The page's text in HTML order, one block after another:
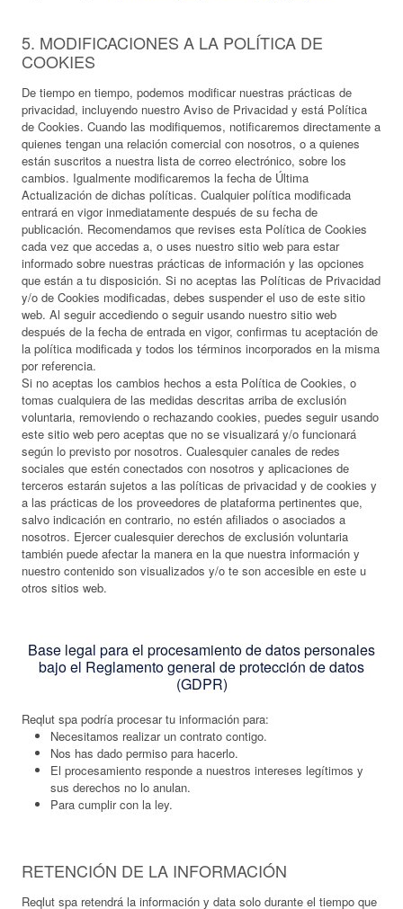
5. MODIFICACIONES A LA POLÍTICA DE
COOKIES
De tiempo en tiempo, podemos modificar nuestras prácticas de
privacidad, incluyendo nuestro Aviso de Privacidad y está Política
de Cookies. Cuando las modifiquemos, notificaremos directamente a
quienes tengan una relación comercial con nosotros, o a quienes
están suscritos a nuestra lista de correo electrónico, sobre los
cambios. Igualmente modificaremos la fecha de Última
Actualización de dichas políticas. Cualquier política modificada
entrará en vigor inmediatamente después de su fecha de
publicación. Recomendamos que revises esta Política de Cookies
cada vez que accedas a, o uses nuestro sitio web para estar
informado sobre nuestras prácticas de información y las opciones
que están a tu disposición. Si no aceptas las Políticas de Privacidad
y/o de Cookies modificadas, debes suspender el uso de este sitio
web. Al seguir accediendo o seguir usando nuestro sitio web
después de la fecha de entrada en vigor, confirmas tu aceptación de
la política modificada y todos los términos incorporados en la misma
por referencia.
Si no aceptas los cambios hechos a esta Política de Cookies, o
tomas cualquiera de las medidas descritas arriba de exclusión
voluntaria, removiendo o rechazando cookies, puedes seguir usando
este sitio web pero aceptas que no se visualizará y/o funcionará
según lo previsto por nosotros. Cualesquier canales de redes
sociales que estén conectados con nosotros y aplicaciones de
terceros estarán sujetos a las políticas de privacidad y de cookies y
a las prácticas de los proveedores de plataforma pertinentes que,
salvo indicación en contrario, no estén afiliados o asociados a
nosotros. Ejercer cualesquier derechos de exclusión voluntaria
también puede afectar la manera en la que nuestra información y
nuestro contenido son visualizados y/o te son accesible en este u
otros sitios web.
Base legal para el procesamiento de datos personales
bajo el Reglamento general de protección de datos
(GDPR)
Reqlut spa podría procesar tu información para:
Necesitamos realizar un contrato contigo.
Nos has dado permiso para hacerlo.
El procesamiento responde a nuestros intereses legítimos y
sus derechos no lo anulan.
Para cumplir con la ley.
RETENCIÓN DE LA INFORMACIÓN
Reqlut spa retendrá la información y data solo durante el tiempo que